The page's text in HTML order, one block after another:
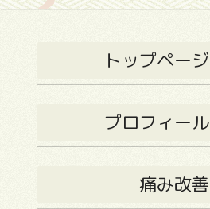
トップページ
プロフィール
痛み改善